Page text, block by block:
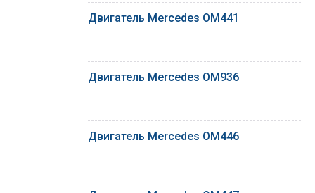
Двигатель Mercedes OM441
Двигатель Mercedes OM936
Двигатель Mercedes OM446